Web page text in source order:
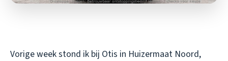
Vorige week stond ik bij Otis in Huizermaat Noord,